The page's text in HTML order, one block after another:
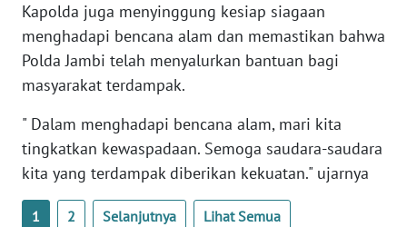
Kapolda juga menyinggung kesiap siagaan
menghadapi bencana alam dan memastikan bahwa
Polda Jambi telah menyalurkan bantuan bagi
masyarakat terdampak.
" Dalam menghadapi bencana alam, mari kita
tingkatkan kewaspadaan. Semoga saudara-saudara
kita yang terdampak diberikan kekuatan." ujarnya
1 2 Selanjutnya Lihat Semua
WN
SULBAR
BABEL
WN